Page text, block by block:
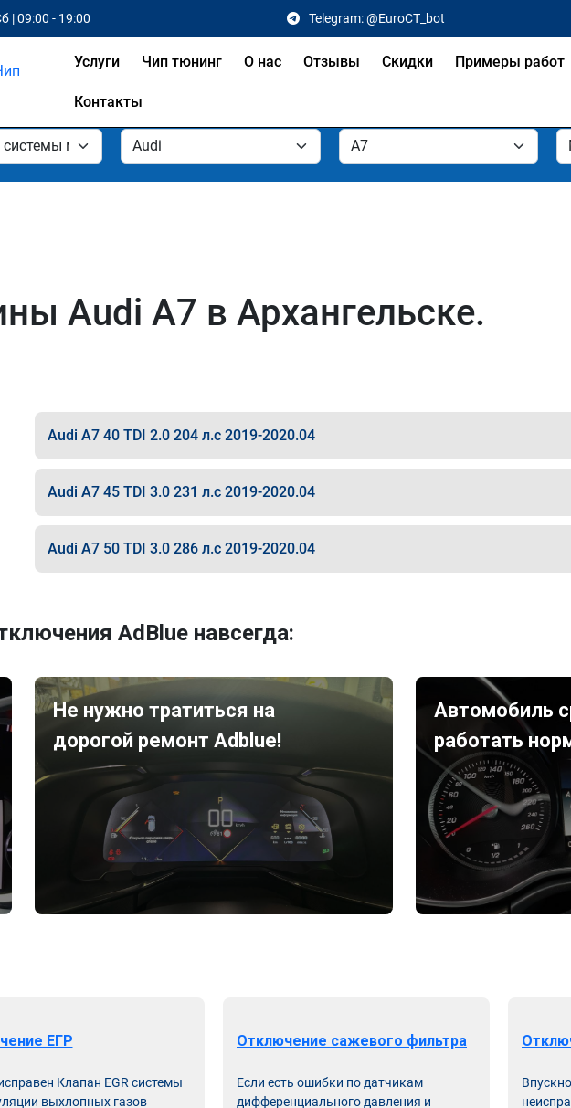
| 09:00 - 19:00 Telegram: @EuroCT_bot
Услуги Чип тюнинг О нас Отзывы Скидки Примеры работ
Контакты
Audi A7 в Архангельске.
Audi A7 40 TDI 2.0 204 л.с 2019-2020.04
Audi A7 45 TDI 3.0 231 л.с 2019-2020.04
Audi A7 50 TDI 3.0 286 л.с 2019-2020.04
AdBlue навсегда:
Не нужно тратиться на
дорогой ремонт Adblue!
Автомобиль
работать
ЕГР
Клапан EGR системы
выхлопных газов
Отключение сажевого фильтра
Если есть ошибки по датчикам
дифференциального давления и